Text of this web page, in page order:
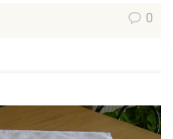
0